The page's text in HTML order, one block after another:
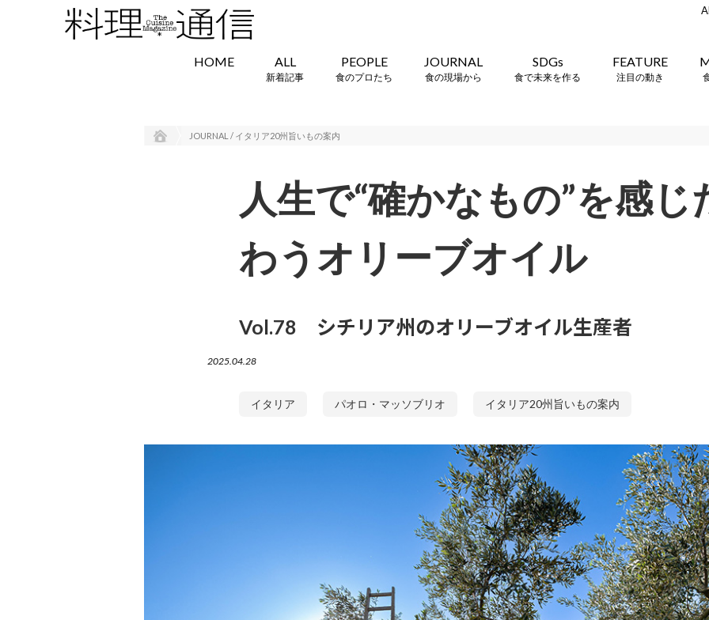
HOME ALL
新着記事
PEOPLE
食のプロたち
JOURNAL
食の現場から
SDGs
食で未来を作る
FEATURE
注目の動き
JOURNAL / イタリア20州旨いもの案内
人生で“確かなもの”を感
わうオリーブオイル
Vol.78 シチリア州のオリーブオイル生産者
2025.04.28
イタリア パオロ・マッソブリオ イタリア20州旨いもの案内